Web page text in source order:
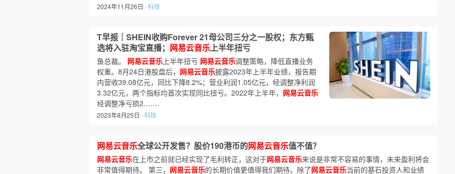
2024年11月26日 ·科技
T早报｜SHEIN收购Forever 21母公司三分之一股权；东方甄
选将入驻淘宝直播； 网易云音乐上半年扭亏
鱼总裁。 网易云音乐 上半年扭亏 网易云音乐调整策略，降低直播业务
权重。8月24日港股盘后， 网易云音乐披露2023年上半年业绩，报告期
内营收39.08亿元，同比下降8.2%；营业利润1.05亿元，经调整净利润
3.32亿元，两个指标均首次实现同比扭亏。2022年上半年， 网易云音乐
经调整净亏损2.……
2023年8月25日 ·科技
网易云音乐全球公开发售？股价190港币的网易云音乐值不值？
网易云音乐在上市之前就已经实现了毛利转正，这对于网易云音乐来说是非常不容易的事情，未来盈利将会
非常值得期待。 第三， 网易云音乐的长期价值更值得我们期待。除了网易云音乐当前的基石投资人和业绩